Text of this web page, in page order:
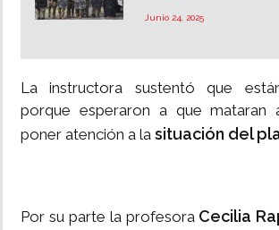
Junio 24, 2025
La instructora sustentó que
porque esperaron a que mataran
poner atención a la situación del
Por su parte la profesora Cecilia